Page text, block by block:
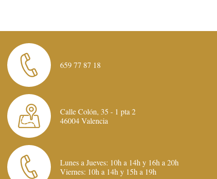
659 77 87 18
Calle Colón, 35 - 1 pta 2
46004 Valencia
Lunes a Jueves: 10h a 14h y 16h a 20h
Viernes: 10h a 14h y 15h a 19h